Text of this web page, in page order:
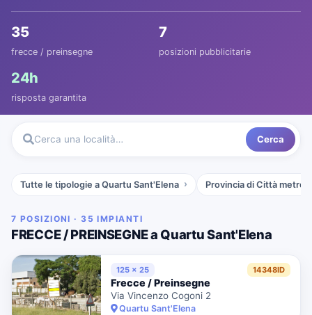
35
frecce / preinsegne
7
posizioni pubblicitarie
24h
risposta garantita
Cerca una località… Cerca
Tutte le tipologie a Quartu Sant'Elena Provincia di Città
7 POSIZIONI · 35 IMPIANTI
FRECCE / PREINSEGNE a Quartu Sant'Elena
125 x 25 14348ID
Frecce / Preinsegne
Via Vincenzo Cogoni 2
Quartu Sant'Elena